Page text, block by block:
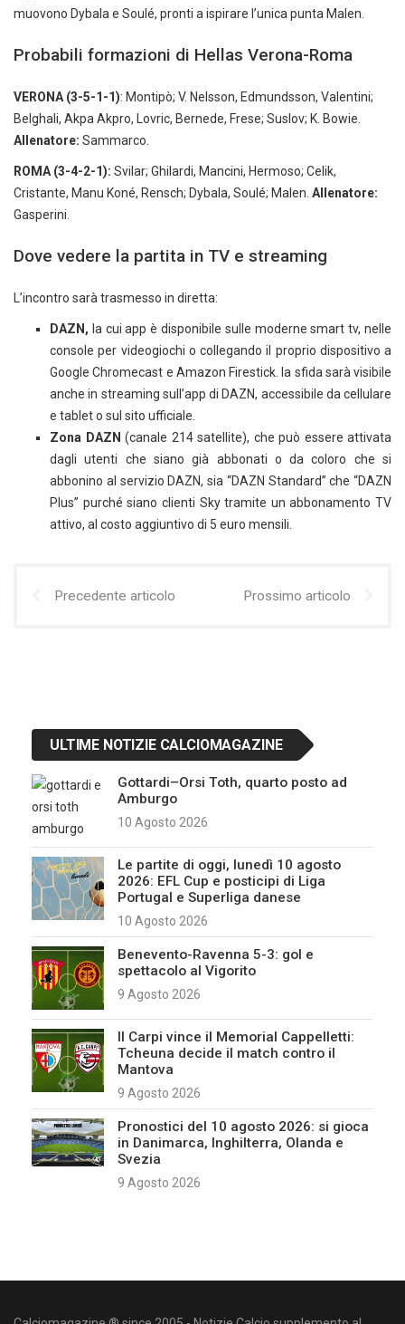
muovono Dybala e Soulé, pronti a ispirare l’unica punta Malen.
Probabili formazioni di Hellas Verona-Roma
VERONA (3-5-1-1): Montipò; V. Nelsson, Edmundsson, Valentini;
Belghali, Akpa Akpro, Lovric, Bernede, Frese; Suslov; K. Bowie.
Allenatore: Sammarco.
ROMA (3-4-2-1): Svilar; Ghilardi, Mancini, Hermoso; Celik,
Cristante, Manu Koné, Rensch; Dybala, Soulé; Malen. Allenatore:
Gasperini.
Dove vedere la partita in TV e streaming
L’incontro sarà trasmesso in diretta:
DAZN, la cui app è disponibile sulle moderne smart tv, nelle
console per videogiochi o collegando il proprio dispositivo a
Google Chromecast e Amazon Firestick. la sfida sarà visibile
anche in streaming sull’app di DAZN, accessibile da cellulare
e tablet o sul sito ufficiale.
Zona DAZN (canale 214 satellite), che può essere attivata
dagli utenti che siano già abbonati o da coloro che si
abbonino al servizio DAZN, sia “DAZN Standard” che “DAZN
Plus” purché siano clienti Sky tramite un abbonamento TV
attivo, al costo aggiuntivo di 5 euro mensili.
Precedente articolo Prossimo articolo
ULTIME NOTIZIE CALCIOMAGAZINE
Gottardi–Orsi Toth, quarto posto ad
Amburgo
10 Agosto 2026
Le partite di oggi, lunedì 10 agosto
2026: EFL Cup e posticipi di Liga
Portugal e Superliga danese
10 Agosto 2026
Benevento-Ravenna 5-3: gol e
spettacolo al Vigorito
9 Agosto 2026
Il Carpi vince il Memorial Cappelletti:
Tcheuna decide il match contro il
Mantova
9 Agosto 2026
Pronostici del 10 agosto 2026: si gioca
in Danimarca, Inghilterra, Olanda e
Svezia
9 Agosto 2026